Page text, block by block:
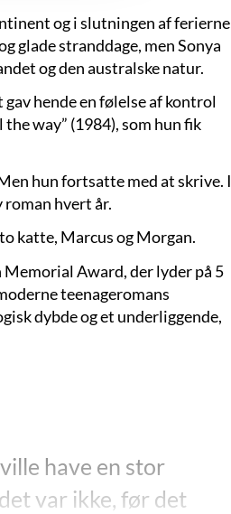
og i slutningen af ferierne
glade stranddage, men Sonya
og den australske natur.
hende en følelse af kontrol
way” (1984), som hun fik
hun fortsatte med at skrive. I
roman hvert år.
katte, Marcus og Morgan.
Award, der lyder på 5
teenageromans
dybde og et underliggende,
have en stor
var ikke, før det